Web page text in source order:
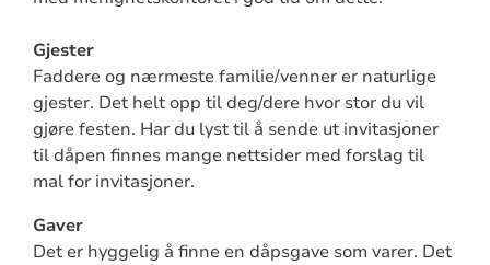
Gjester
Faddere og nærmeste familie/venner er naturlige
gjester. Det helt opp til deg/dere hvor stor du vil
gjøre festen. Har du lyst til å sende ut invitasjoner
til dåpen finnes mange nettsider med forslag til
mal for invitasjoner.
Gaver
Det er hyggelig å finne en dåpsgave som varer. Det